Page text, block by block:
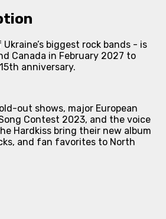
biggest rock bands - is
Canada in February 2027 to
anniversary.
out shows, major European
Contest 2023, and the voice
Hardkiss bring their new album
and fan favorites to North